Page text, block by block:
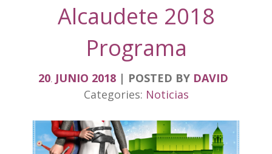
Alcaudete 2018
Programa
20. JUNIO 2018 POSTED BY DAVID
Categories: Noticias